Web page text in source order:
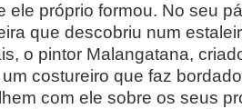
ele próprio formou. No seu
que descobriu num
o pintor Malangatana,
costureiro que faz
com ele sobre os seus